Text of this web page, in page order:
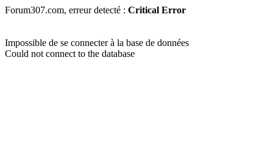
Forum307.com, erreur detecté : Critical Error
Impossible de se connecter à la base de données
Could not connect to the database